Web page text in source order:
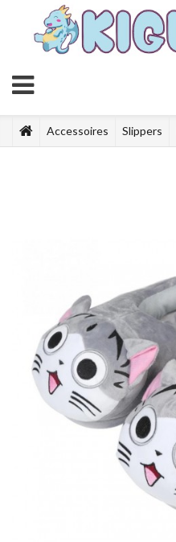
Accessoires Slippers